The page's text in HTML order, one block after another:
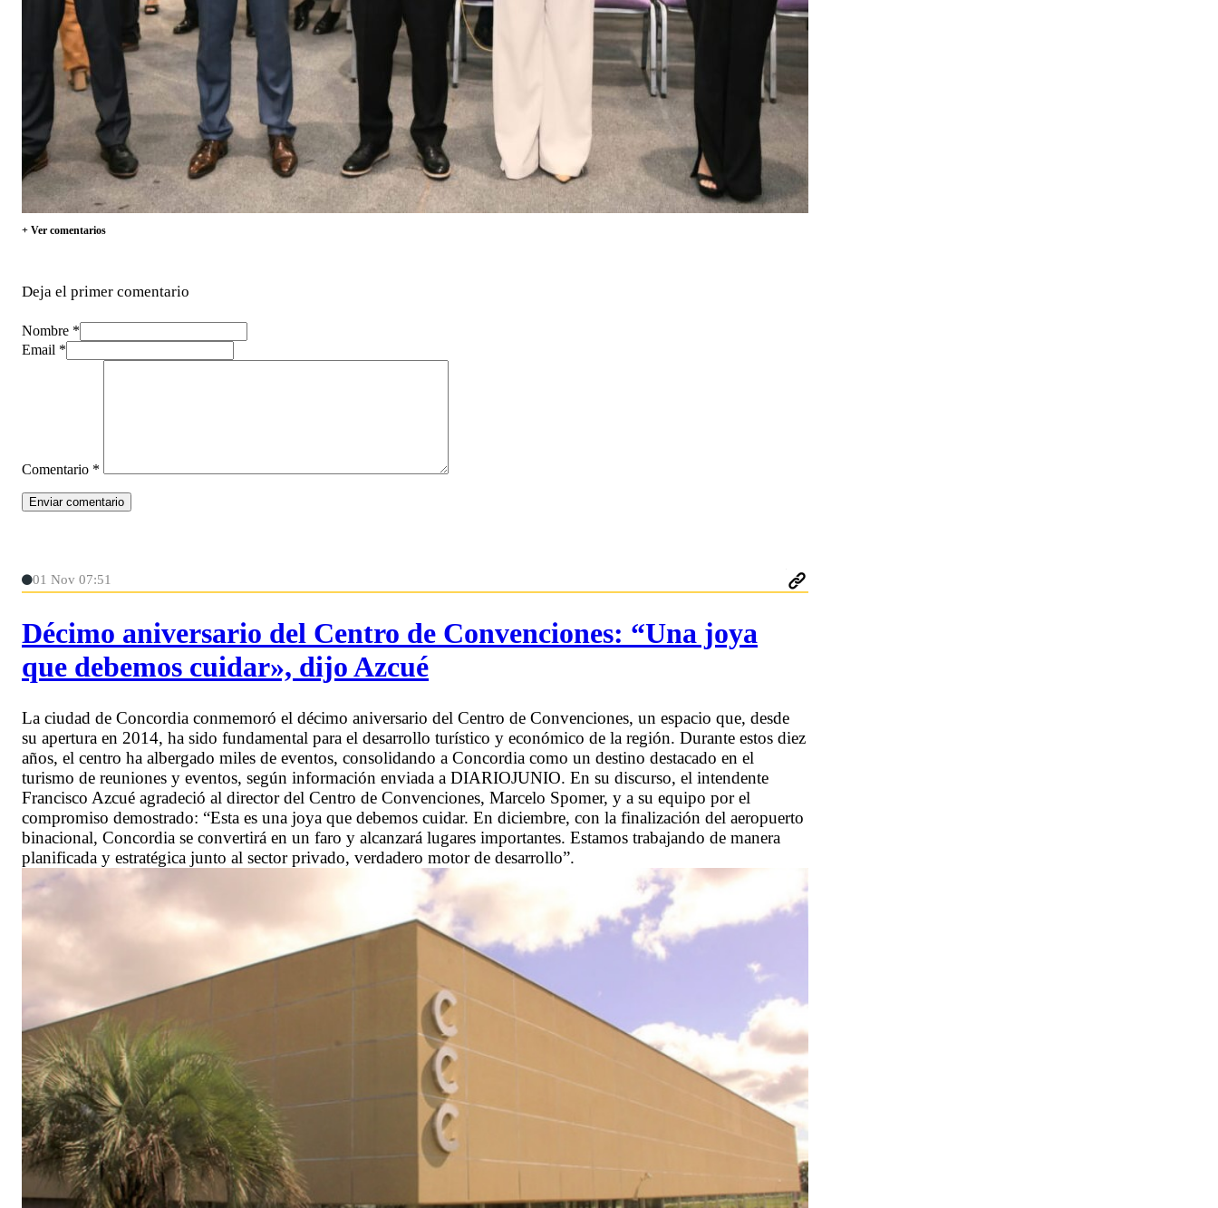
+ Ver comentarios
Deja el primer comentario
Nombre *
Email *
Comentario *
01 Nov 07:51
Décimo aniversario del Centro de Convenciones: “Una joya
que debemos cuidar», dijo Azcué
La ciudad de Concordia conmemoró el décimo aniversario del Centro de Convenciones, un espacio que, desde
su apertura en 2014, ha sido fundamental para el desarrollo turístico y económico de la región. Durante estos diez
años, el centro ha albergado miles de eventos, consolidando a Concordia como un destino destacado en el
turismo de reuniones y eventos, según información enviada a DIARIOJUNIO. En su discurso, el intendente
Francisco Azcué agradeció al director del Centro de Convenciones, Marcelo Spomer, y a su equipo por el
compromiso demostrado: “Esta es una joya que debemos cuidar. En diciembre, con la finalización del aeropuerto
binacional, Concordia se convertirá en un faro y alcanzará lugares importantes. Estamos trabajando de manera
planificada y estratégica junto al sector privado, verdadero motor de desarrollo”.